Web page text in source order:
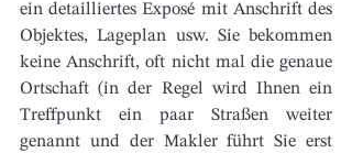
ein detailliertes Exposé mit Anschrift des
Objektes, Lageplan usw. Sie bekommen
keine Anschrift, oft nicht mal die genaue
Ortschaft (in der Regel wird Ihnen ein
Treffpunkt ein paar Straßen weiter
genannt und der Makler führt Sie erst